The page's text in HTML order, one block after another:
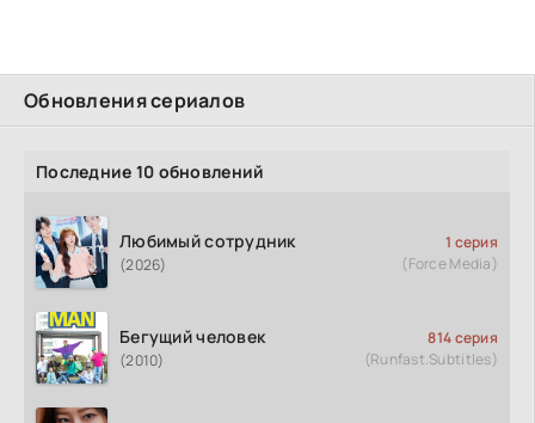
Обновления сериалов
Последние 10 обновлений
Любимый сотрудник
(2026)
1 серия
(Force Media)
Бегущий человек
(2010)
814 серия
(Runfast.Subtitles)